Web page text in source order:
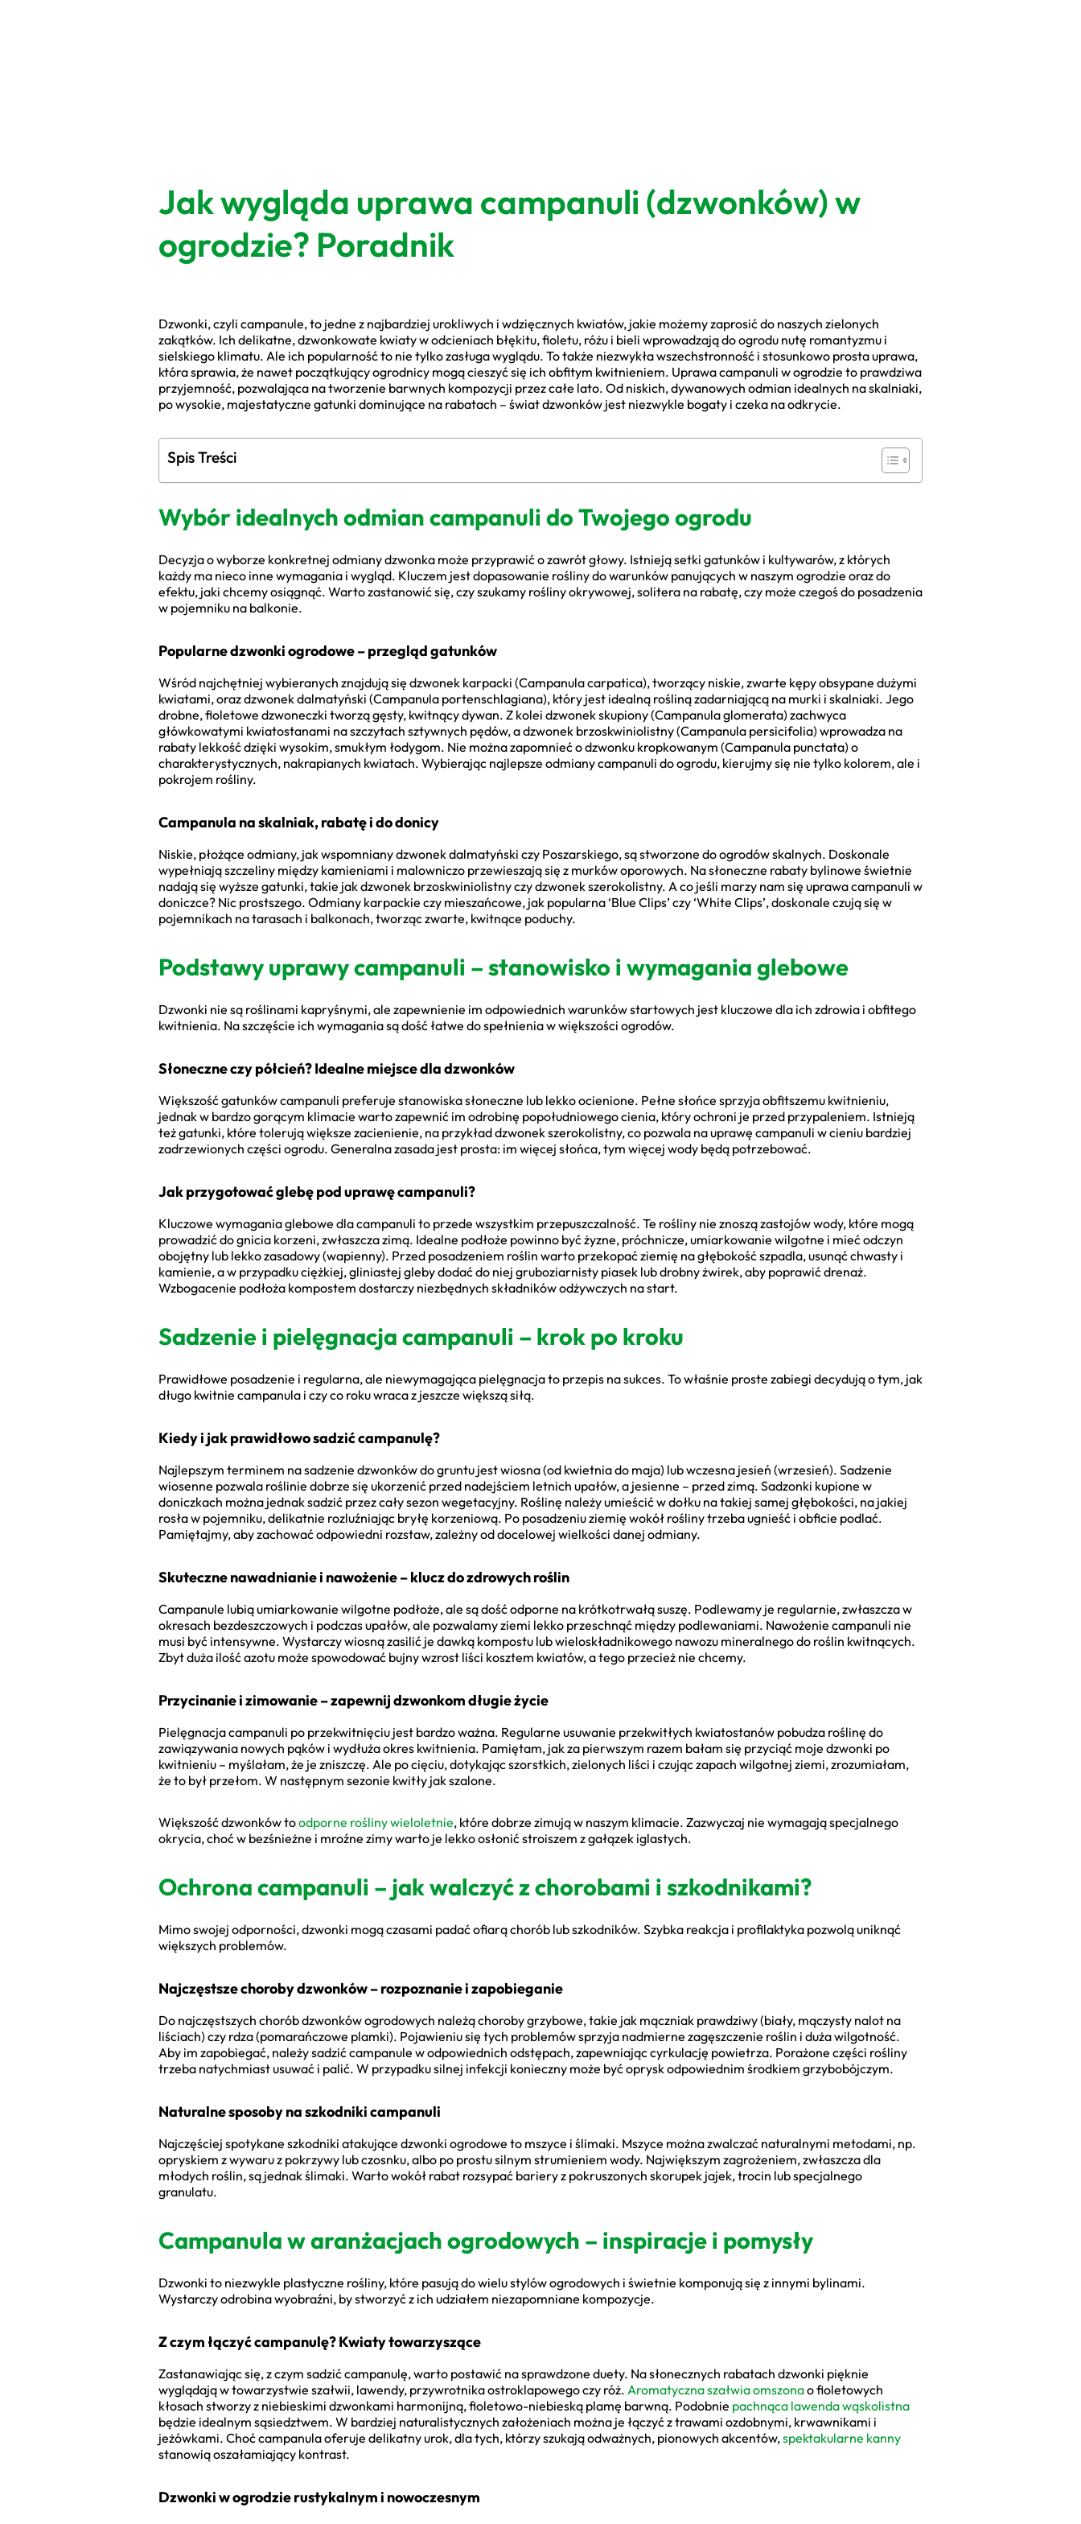
Jak wygląda uprawa campanuli (dzwonków) w
ogrodzie? Poradnik
Dzwonki, czyli campanule, to jedne z najbardziej urokliwych i wdzięcznych kwiatów, jakie możemy zaprosić do naszych zielonych
zakątków. Ich delikatne, dzwonkowate kwiaty w odcieniach błękitu, fioletu, różu i bieli wprowadzają do ogrodu nutę romantyzmu i
sielskiego klimatu. Ale ich popularność to nie tylko zasługa wyglądu. To także niezwykła wszechstronność i stosunkowo prosta uprawa,
która sprawia, że nawet początkujący ogrodnicy mogą cieszyć się ich obfitym kwitnieniem. Uprawa campanuli w ogrodzie to prawdziwa
przyjemność, pozwalająca na tworzenie barwnych kompozycji przez całe lato. Od niskich, dywanowych odmian idealnych na skalniaki,
po wysokie, majestatyczne gatunki dominujące na rabatach – świat dzwonków jest niezwykle bogaty i czeka na odkrycie.
Spis Treści
Wybór idealnych odmian campanuli do Twojego ogrodu
Decyzja o wyborze konkretnej odmiany dzwonka może przyprawić o zawrót głowy. Istnieją setki gatunków i kultywarów, z których
każdy ma nieco inne wymagania i wygląd. Kluczem jest dopasowanie rośliny do warunków panujących w naszym ogrodzie oraz do
efektu, jaki chcemy osiągnąć. Warto zastanowić się, czy szukamy rośliny okrywowej, solitera na rabatę, czy może czegoś do posadzenia
w pojemniku na balkonie.
Popularne dzwonki ogrodowe – przegląd gatunków
Wśród najchętniej wybieranych znajdują się dzwonek karpacki (Campanula carpatica), tworzący niskie, zwarte kępy obsypane dużymi
kwiatami, oraz dzwonek dalmatyński (Campanula portenschlagiana), który jest idealną rośliną zadarniającą na murki i skalniaki. Jego
drobne, fioletowe dzwoneczki tworzą gęsty, kwitnący dywan. Z kolei dzwonek skupiony (Campanula glomerata) zachwyca
główkowatymi kwiatostanami na szczytach sztywnych pędów, a dzwonek brzoskwiniolistny (Campanula persicifolia) wprowadza na
rabaty lekkość dzięki wysokim, smukłym łodygom. Nie można zapomnieć o dzwonku kropkowanym (Campanula punctata) o
charakterystycznych, nakrapianych kwiatach. Wybierając najlepsze odmiany campanuli do ogrodu, kierujmy się nie tylko kolorem, ale i
pokrojem rośliny.
Campanula na skalniak, rabatę i do donicy
Niskie, płożące odmiany, jak wspomniany dzwonek dalmatyński czy Poszarskiego, są stworzone do ogrodów skalnych. Doskonale
wypełniają szczeliny między kamieniami i malowniczo przewieszają się z murków oporowych. Na słoneczne rabaty bylinowe świetnie
nadają się wyższe gatunki, takie jak dzwonek brzoskwiniolistny czy dzwonek szerokolistny. A co jeśli marzy nam się uprawa campanuli w
doniczce? Nic prostszego. Odmiany karpackie czy mieszańcowe, jak popularna ‘Blue Clips’ czy ‘White Clips’, doskonale czują się w
pojemnikach na tarasach i balkonach, tworząc zwarte, kwitnące poduchy.
Podstawy uprawy campanuli – stanowisko i wymagania glebowe
Dzwonki nie są roślinami kapryśnymi, ale zapewnienie im odpowiednich warunków startowych jest kluczowe dla ich zdrowia i obfitego
kwitnienia. Na szczęście ich wymagania są dość łatwe do spełnienia w większości ogrodów.
Słoneczne czy półcień? Idealne miejsce dla dzwonków
Większość gatunków campanuli preferuje stanowiska słoneczne lub lekko ocienione. Pełne słońce sprzyja obfitszemu kwitnieniu,
jednak w bardzo gorącym klimacie warto zapewnić im odrobinę popołudniowego cienia, który ochroni je przed przypaleniem. Istnieją
też gatunki, które tolerują większe zacienienie, na przykład dzwonek szerokolistny, co pozwala na uprawę campanuli w cieniu bardziej
zadrzewionych części ogrodu. Generalna zasada jest prosta: im więcej słońca, tym więcej wody będą potrzebować.
Jak przygotować glebę pod uprawę campanuli?
Kluczowe wymagania glebowe dla campanuli to przede wszystkim przepuszczalność. Te rośliny nie znoszą zastojów wody, które mogą
prowadzić do gnicia korzeni, zwłaszcza zimą. Idealne podłoże powinno być żyzne, próchnicze, umiarkowanie wilgotne i mieć odczyn
obojętny lub lekko zasadowy (wapienny). Przed posadzeniem roślin warto przekopać ziemię na głębokość szpadla, usunąć chwasty i
kamienie, a w przypadku ciężkiej, gliniastej gleby dodać do niej gruboziarnisty piasek lub drobny żwirek, aby poprawić drenaż.
Wzbogacenie podłoża kompostem dostarczy niezbędnych składników odżywczych na start.
Sadzenie i pielęgnacja campanuli – krok po kroku
Prawidłowe posadzenie i regularna, ale niewymagająca pielęgnacja to przepis na sukces. To właśnie proste zabiegi decydują o tym, jak
długo kwitnie campanula i czy co roku wraca z jeszcze większą siłą.
Kiedy i jak prawidłowo sadzić campanulę?
Najlepszym terminem na sadzenie dzwonków do gruntu jest wiosna (od kwietnia do maja) lub wczesna jesień (wrzesień). Sadzenie
wiosenne pozwala roślinie dobrze się ukorzenić przed nadejściem letnich upałów, a jesienne – przed zimą. Sadzonki kupione w
doniczkach można jednak sadzić przez cały sezon wegetacyjny. Roślinę należy umieścić w dołku na takiej samej głębokości, na jakiej
rosła w pojemniku, delikatnie rozluźniając bryłę korzeniową. Po posadzeniu ziemię wokół rośliny trzeba ugnieść i obficie podlać.
Pamiętajmy, aby zachować odpowiedni rozstaw, zależny od docelowej wielkości danej odmiany.
Skuteczne nawadnianie i nawożenie – klucz do zdrowych roślin
Campanule lubią umiarkowanie wilgotne podłoże, ale są dość odporne na krótkotrwałą suszę. Podlewamy je regularnie, zwłaszcza w
okresach bezdeszczowych i podczas upałów, ale pozwalamy ziemi lekko przeschnąć między podlewaniami. Nawożenie campanuli nie
musi być intensywne. Wystarczy wiosną zasilić je dawką kompostu lub wieloskładnikowego nawozu mineralnego do roślin kwitnących.
Zbyt duża ilość azotu może spowodować bujny wzrost liści kosztem kwiatów, a tego przecież nie chcemy.
Przycinanie i zimowanie – zapewnij dzwonkom długie życie
Pielęgnacja campanuli po przekwitnięciu jest bardzo ważna. Regularne usuwanie przekwitłych kwiatostanów pobudza roślinę do
zawiązywania nowych pąków i wydłuża okres kwitnienia. Pamiętam, jak za pierwszym razem bałam się przyciąć moje dzwonki po
kwitnieniu – myślałam, że je zniszczę. Ale po cięciu, dotykając szorstkich, zielonych liści i czując zapach wilgotnej ziemi, zrozumiałam,
że to był przełom. W następnym sezonie kwitły jak szalone.
Większość dzwonków toodporne rośliny wieloletnie, które dobrze zimują w naszym klimacie. Zazwyczaj nie wymagają specjalnego
okrycia, choć w bezśnieżne i mroźne zimy warto je lekko osłonić stroiszem z gałązek iglastych.
Ochrona campanuli – jak walczyć z chorobami i szkodnikami?
Mimo swojej odporności, dzwonki mogą czasami padać ofiarą chorób lub szkodników. Szybka reakcja i profilaktyka pozwolą uniknąć
większych problemów.
Najczęstsze choroby dzwonków – rozpoznanie i zapobieganie
Do najczęstszych chorób dzwonków ogrodowych należą choroby grzybowe, takie jak mączniak prawdziwy (biały, mączysty nalot na
liściach) czy rdza (pomarańczowe plamki). Pojawieniu się tych problemów sprzyja nadmierne zagęszczenie roślin i duża wilgotność.
Aby im zapobiegać, należy sadzić campanule w odpowiednich odstępach, zapewniając cyrkulację powietrza. Porażone części rośliny
trzeba natychmiast usuwać i palić. W przypadku silnej infekcji konieczny może być oprysk odpowiednim środkiem grzybobójczym.
Naturalne sposoby na szkodniki campanuli
Najczęściej spotykane szkodniki atakujące dzwonki ogrodowe to mszyce i ślimaki. Mszyce można zwalczać naturalnymi metodami, np.
opryskiem z wywaru z pokrzywy lub czosnku, albo po prostu silnym strumieniem wody. Największym zagrożeniem, zwłaszcza dla
młodych roślin, są jednak ślimaki. Warto wokół rabat rozsypać bariery z pokruszonych skorupek jajek, trocin lub specjalnego
granulatu.
Campanula w aranżacjach ogrodowych – inspiracje i pomysły
Dzwonki to niezwykle plastyczne rośliny, które pasują do wielu stylów ogrodowych i świetnie komponują się z innymi bylinami.
Wystarczy odrobina wyobraźni, by stworzyć z ich udziałem niezapomniane kompozycje.
Z czym łączyć campanulę? Kwiaty towarzyszące
Zastanawiając się, z czym sadzić campanulę, warto postawić na sprawdzone duety. Na słonecznych rabatach dzwonki pięknie
wyglądają w towarzystwie szałwii, lawendy, przywrotnika ostroklapowego czy róż. Aromatyczna szałwia omszonao fioletowych
kłosach stworzy z niebieskimi dzwonkami harmonijną, fioletowo-niebieską plamę barwną. Podobnie pachnąca lawenda wąskolistna
będzie idealnym sąsiedztwem. W bardziej naturalistycznych założeniach można je łączyć z trawami ozdobnymi, krwawnikami i
jeżówkami. Choć campanula oferuje delikatny urok, dla tych, którzy szukają odważnych, pionowych akcentów,spektakularne kanny
stanowią oszałamiający kontrast.
Dzwonki w ogrodzie rustykalnym i nowoczesnym